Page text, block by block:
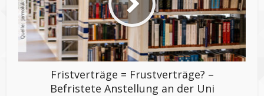
Fristverträge = Frustverträge? –
Befristete Anstellung an der Uni